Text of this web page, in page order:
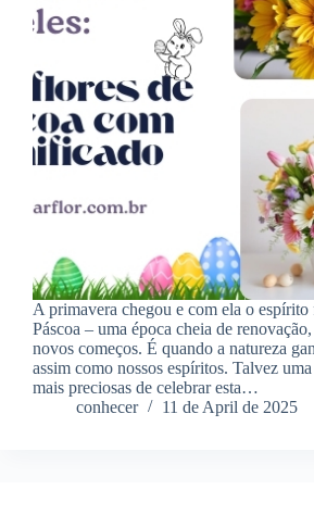
A primavera chegou e com ela o espírito
Páscoa – uma época cheia de
novos começos. É quando a natureza
assim como nossos espíritos. Talvez
mais preciosas de celebrar esta…
conhecer
11 de April de 2025